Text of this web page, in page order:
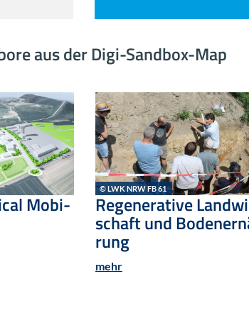
aus der Digi-​Sandbox-Map
Mo­bi­
© LWK NRW FB 61
Re­ge­ne­ra­ti­ve
schaft und
rung
mehr